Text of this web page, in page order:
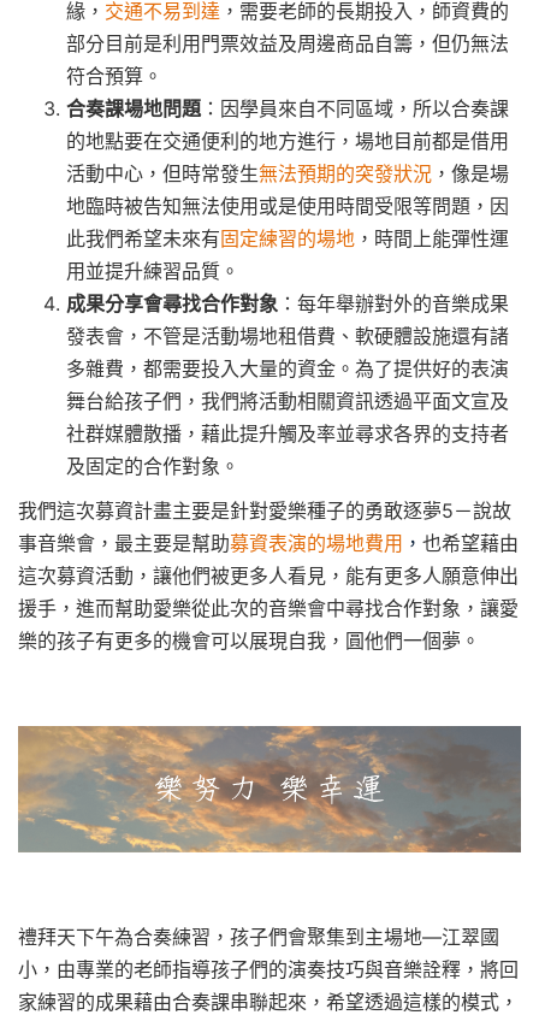
緣， 交通不易到達 ，需要老師的長期投入，師資費的
部分目前是利用門票效益及周邊商品自籌，但仍無法
符合預算。
合奏課場地問題：因學員來自不同區域，所以合奏課
的地點要在交通便利的地方進行，場地目前都是借用
活動中心，但時常發生無法預期的突發狀況 ，像是場
地臨時被告知無法使用或是使用時間受限等問題，因
此我們希望未來有固定練習的場地 ，時間上能彈性運
用並提升練習品質。
成果分享會尋找合作對象 ：每年舉辦對外的音樂成果
發表會，不管是活動場地租借費、軟硬體設施還有諸
多雜費，都需要投入大量的資金。為了提供好的表演
舞台給孩子們，我們將活動相關資訊透過平面文宣及
社群媒體散播，藉此提升觸及率並尋求各界的支持者
及固定的合作對象。
我們這次募資計畫主要是針對愛樂種子的勇敢逐夢5－說故
事音樂會，最主要是幫助募資表演的場地費用 ， 也希望藉由
這次募資活動，讓他們被更多人看見，能有更多人願意伸出
援手，進而幫助愛樂從此次的音樂會中尋找合作對象，讓愛
樂的孩子有更多的機會可以展現自我，圓他們一個夢。
禮拜天下午為合奏練習，孩子們會聚集到主場地—江翠國
小，由專業的老師指導孩子們的演奏技巧與音樂詮釋，將回
家練習的成果藉由合奏課串聯起來，希望透過這樣的模式，